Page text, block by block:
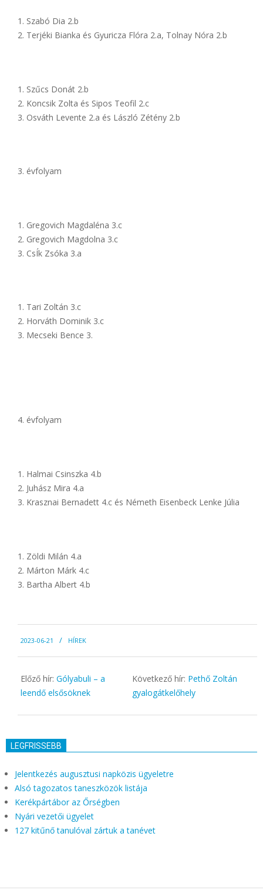
Szabó Dia 2.b
Terjéki Bianka és Gyuricza Flóra 2.a, Tolnay Nóra 2.b
Szűcs Donát 2.b
Koncsik Zolta és Sipos Teofil 2.c
Osváth Levente 2.a és László Zétény 2.b
évfolyam
Gregovich Magdaléna 3.c
Gregovich Magdolna 3.c
CsÍk Zsóka 3.a
Tari Zoltán 3.c
Horváth Dominik 3.c
Mecseki Bence 3.
évfolyam
Halmai Csinszka 4.b
Juhász Mira 4.a
Krasznai Bernadett 4.c és Németh Eisenbeck Lenke Júlia
Zöldi Milán 4.a
Márton Márk 4.c
Bartha Albert 4.b
06-
21
2023-06-21 HÍREK
Előző hír: Gólyabuli – a
leendő elsősöknek
Következő hír: Pethő Zoltán
gyalogátkelőhely
LEGFRISSEBB
Jelentkezés augusztusi napközis ügyeletre
Alsó tagozatos taneszközök listája
Kerékpártábor az Őrségben
Nyári vezetői ügyelet
127 kitűnő tanulóval zártuk a tanévet